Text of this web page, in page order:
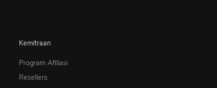
Kemitraan
Program Afiliasi
Resellers